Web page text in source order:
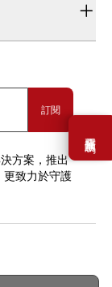
需要幫助嗎？
訂閱
方案，推出
更致力於守護